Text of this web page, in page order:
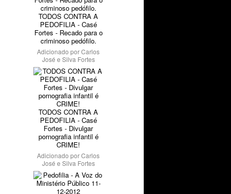
TODOS CONTRA A
PEDOFILIA - Casé
Fortes - Recado para o
criminoso pedófilo.
Adicionado porCarlos
José e Silva Fortes
TODOS CONTRA A
PEDOFILIA - Casé
Fortes - Divulgar
pornografia infantil é
CRIME!
Adicionado porCarlos
José e Silva Fortes